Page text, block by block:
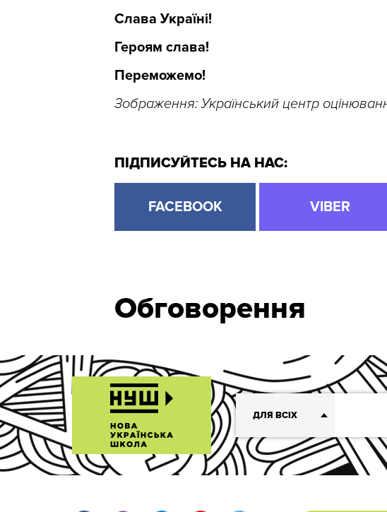
Слава Україні!
Героям слава!
Переможемо!
Зображення: Український центр
ПІДПИСУЙТЕСЬ НА НАС:
FACEBOOK VIBER
Обговорення
ДЛЯ ВСІХ